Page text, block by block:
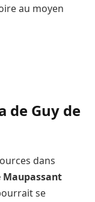
au moyen
de Guy de
dans
Maupassant
se